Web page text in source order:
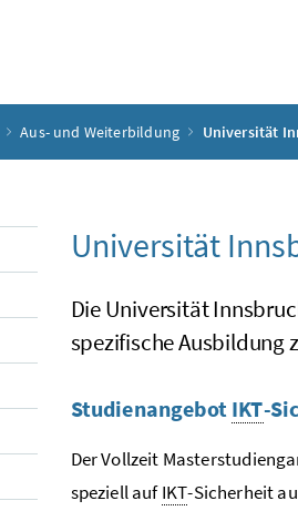
Aus- und Weiterbildung Universität
Universität
Die Universität
spezifische Ausbildung
Studienangebot IKT-
Der Vollzeit
speziell aufIKT-Sicherheit